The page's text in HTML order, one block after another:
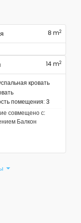
8 m2
14 m2
место
кровать
помещения: 3
совмещено с:
Балкон